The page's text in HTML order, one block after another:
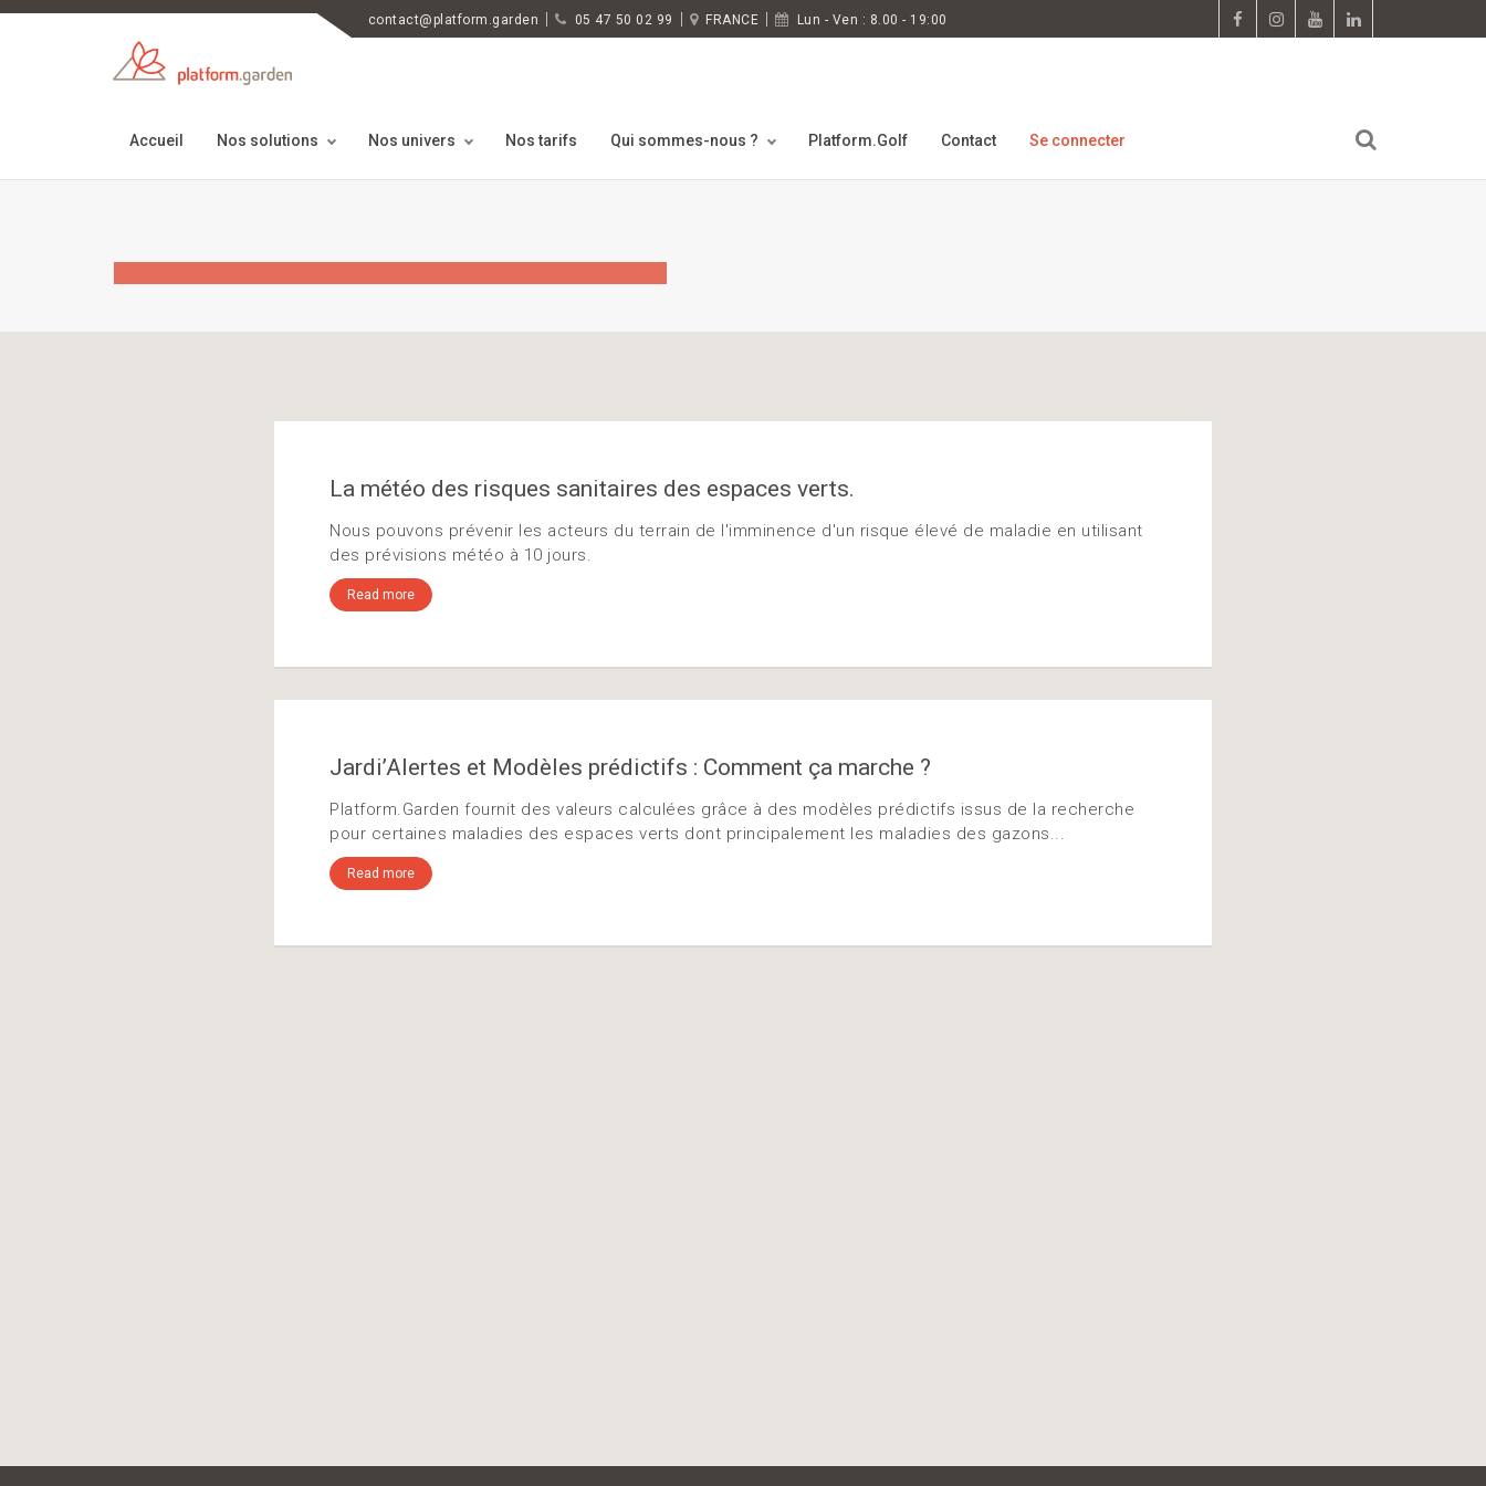
contact@platform.garden 05 47 50 02 99 FRANCE Lun - Ven : 8.00 - 19:00
Accueil Nos solutions Nos univers Nos tarifs Qui sommes-nous ? Platform.Golf Contact Se connecter
La météo des risques sanitaires des espaces verts.
Nous pouvons prévenir les acteurs du terrain de l'imminence d'un risque élevé de maladie en utilisant
des prévisions météo à 10 jours.
Read more
Jardi’Alertes et Modèles prédictifs : Comment ça marche ?
Platform.Garden fournit des valeurs calculées grâce à des modèles prédictifs issus de la recherche
pour certaines maladies des espaces verts dont principalement les maladies des gazons...
Read more